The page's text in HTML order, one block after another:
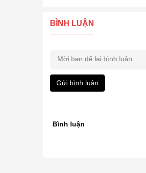
BÌNH LUẬN
Gửi bình luận
Bình luận